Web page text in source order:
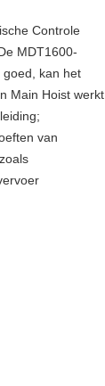
Controle
MDT1600-
goed, kan het
Main Hoist werkt
van